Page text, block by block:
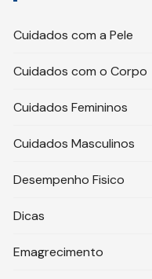
Cuidados com a Pele
Cuidados com o Corpo
Cuidados Femininos
Cuidados Masculinos
Desempenho Fisico
Dicas
Emagrecimento